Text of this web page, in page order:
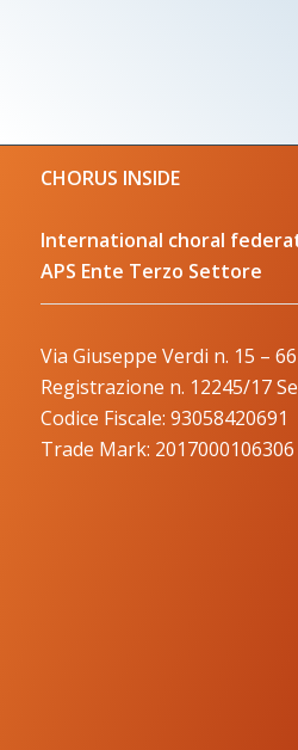
CHORUS INSIDE
International choral
APS Ente Terzo Settore
Via Giuseppe Verdi n. 15 –
Registrazione n. 12245/17
Codice Fiscale: 93058420691
Trade Mark: 2017000106306